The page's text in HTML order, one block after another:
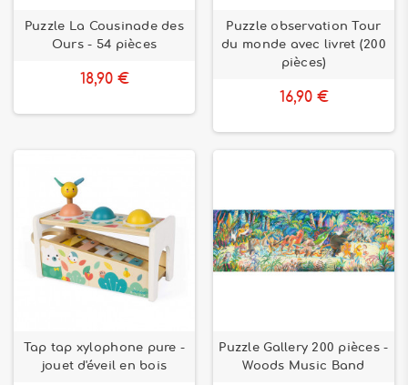
Puzzle La Cousinade des
Ours - 54 pièces
18,90 €
Puzzle observation Tour
du monde avec livret (200
pièces)
16,90 €
Tap tap xylophone pure -
jouet d'éveil en bois
Puzzle Gallery 200 pièces -
Woods Music Band